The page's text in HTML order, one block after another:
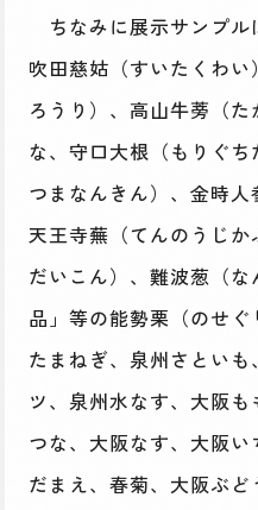
ちなみに展示サンプル
吹田慈姑（すいたくわ
ろうり）、高山牛蒡（
な、守口大根（もりぐ
つまなんきん）、金時人
天王寺蕪（てんのうじ
だいこん）、難波葱（
品」等の能勢栗（のせぐ
たまねぎ、泉州さとい
ツ、泉州水なす、大阪
つな、大阪なす、大阪
だまえ、春菊、大阪ぶ